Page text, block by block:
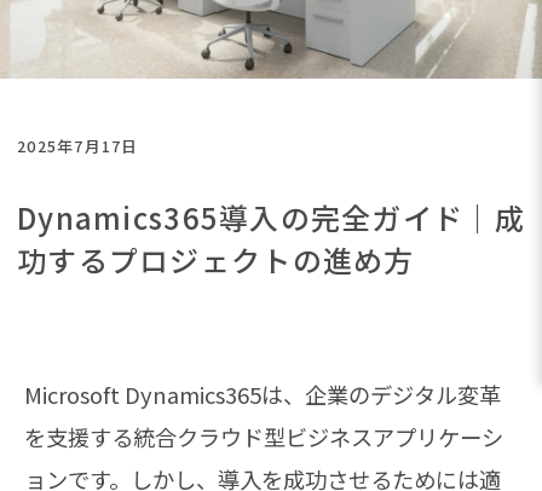
2025年7月17日
Dynamics365導入の完全ガイド｜成
功するプロジェクトの進め方
Microsoft Dynamics365は、企業のデジタル変革
を支援する統合クラウド型ビジネスアプリケーシ
ョンです。しかし、導入を成功させるためには適